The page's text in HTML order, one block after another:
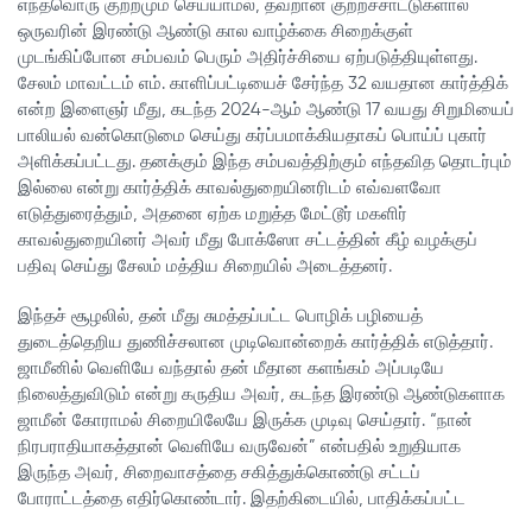
எந்தவொரு குற்றமும் செய்யாமல், தவறான குற்றச்சாட்டுகளால்
ஒருவரின் இரண்டு ஆண்டு கால வாழ்க்கை சிறைக்குள்
முடங்கிப்போன சம்பவம் பெரும் அதிர்ச்சியை ஏற்படுத்தியுள்ளது.
சேலம் மாவட்டம் எம். காளிப்பட்டியைச் சேர்ந்த 32 வயதான கார்த்திக்
என்ற இளைஞர் மீது, கடந்த 2024-ஆம் ஆண்டு 17 வயது சிறுமியைப்
பாலியல் வன்கொடுமை செய்து கர்ப்பமாக்கியதாகப் பொய்ப் புகார்
அளிக்கப்பட்டது. தனக்கும் இந்த சம்பவத்திற்கும் எந்தவித தொடர்பும்
இல்லை என்று கார்த்திக் காவல்துறையினரிடம் எவ்வளவோ
எடுத்துரைத்தும், அதனை ஏற்க மறுத்த மேட்டூர் மகளிர்
காவல்துறையினர் அவர் மீது போக்ஸோ சட்டத்தின் கீழ் வழக்குப்
பதிவு செய்து சேலம் மத்திய சிறையில் அடைத்தனர்.
இந்தச் சூழலில், தன் மீது சுமத்தப்பட்ட பொழிக் பழியைத்
துடைத்தெறிய துணிச்சலான முடிவொன்றைக் கார்த்திக் எடுத்தார்.
ஜாமீனில் வெளியே வந்தால் தன் மீதான களங்கம் அப்படியே
நிலைத்துவிடும் என்று கருதிய அவர், கடந்த இரண்டு ஆண்டுகளாக
ஜாமீன் கோராமல் சிறையிலேயே இருக்க முடிவு செய்தார். “நான்
நிரபராதியாகத்தான் வெளியே வருவேன்” என்பதில் உறுதியாக
இருந்த அவர், சிறைவாசத்தை சகித்துக்கொண்டு சட்டப்
போராட்டத்தை எதிர்கொண்டார். இதற்கிடையில், பாதிக்கப்பட்ட